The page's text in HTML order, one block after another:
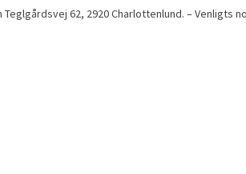
62, 2920 Charlottenlund. –